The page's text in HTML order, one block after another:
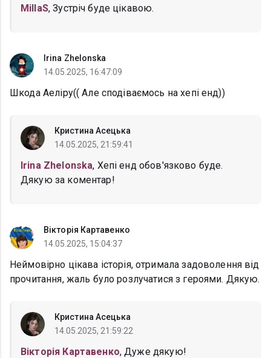
MillaS, Зустріч буде цікавою.
Irina Zhelonska
14.05.2025, 16:47:09
Шкода Аеліру(( Але сподіваємось на хепі енд))
Кристина Асецька
14.05.2025, 21:59:41
Irina Zhelonska, Хепі енд обов'язково буде.
Дякую за коментар!
Вікторія Картавенко
14.05.2025, 15:04:37
Неймовірно цікава історія, отримала задоволення від
прочитання, жаль було розлучатися з героями. Дякую.
Кристина Асецька
14.05.2025, 21:59:22
Вікторія Картавенко, Дуже дякую!